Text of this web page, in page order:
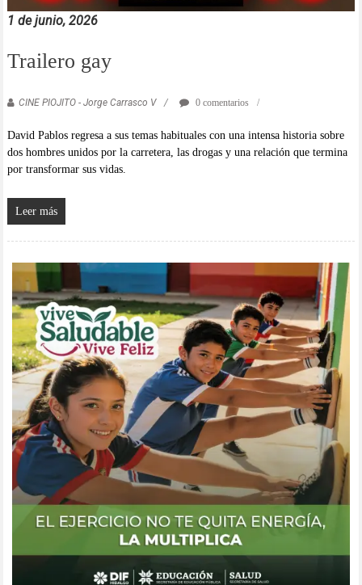
1 de junio, 2026
Trailero gay
CINE PIOJITO - Jorge Carrasco V 0 comentarios
David Pablos regresa a sus temas habituales con una intensa historia sobre
dos hombres unidos por la carretera, las drogas y una relación que termina
por transformar sus vidas.
Leer más